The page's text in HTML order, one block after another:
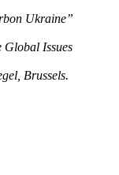
Ukraine”
Global Issues
Brussels.